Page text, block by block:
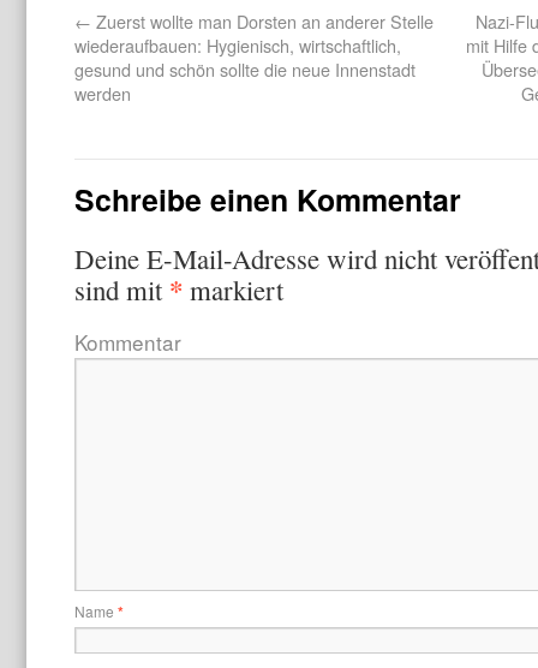
← Zuerst wollte man Dorsten an anderer Stelle
wiederaufbauen: Hygienisch, wirtschaftlich,
gesund und schön sollte die neue Innenstadt
werden
Nazi-
mit Hilfe
Schreibe einen Kommentar
Deine E-Mail-Adresse wird nicht
sind mit * markiert
Kommentar
Name *